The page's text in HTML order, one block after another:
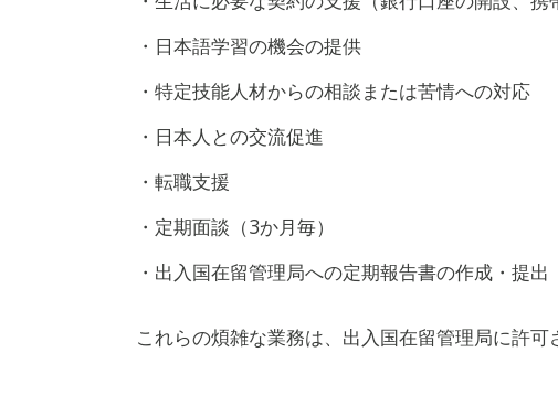
・日本語学習の機会の提供
・特定技能人材からの相談または苦情への対応
・日本人との交流促進
・転職支援
・定期面談（3か月毎）
・出入国在留管理局への定期報告書の作成・提出
これらの煩雑な業務は、出入国在留管理局に許可